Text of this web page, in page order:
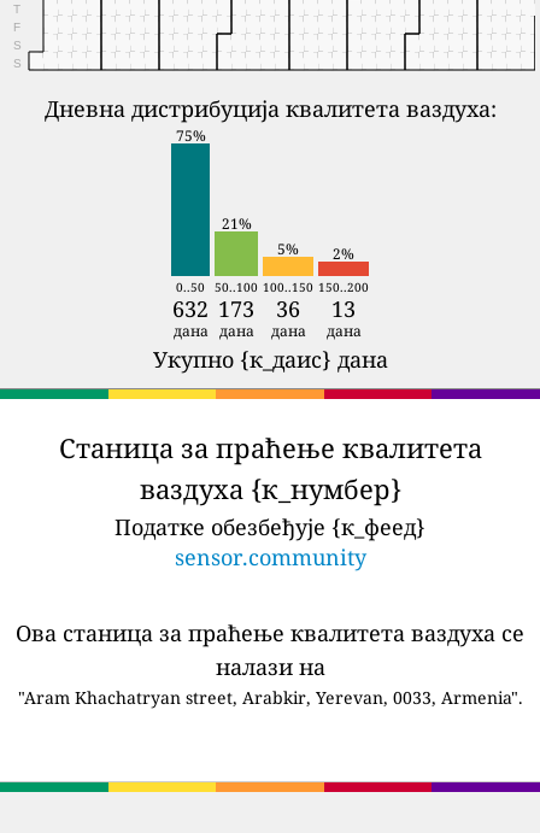
T
F
S
S
Дневна дистрибуција квалитета ваздуха:
75%
21%
5%
2%
0..50 50..100 100..150 150..200
632 173 36 13
дана дана дана дана
Укупно {к_даис} дана
Станица за праћење квалитета
ваздуха {к_нумбер}
Податке обезбеђује {к_феед}
sensor.community
Ова станица за праћење квалитета ваздуха се
налази на
"Aram Khachatryan street, Arabkir, Yerevan, 0033, Armenia".